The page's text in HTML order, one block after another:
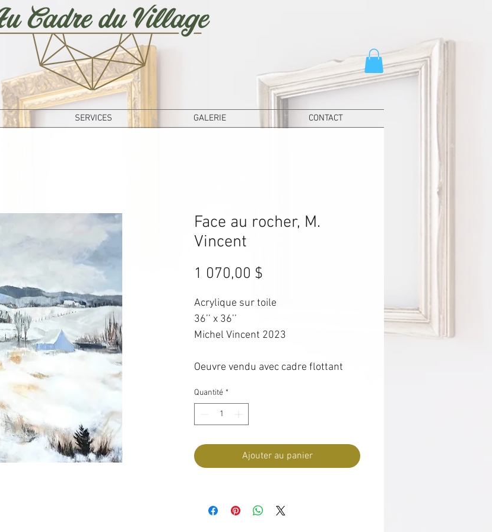
SERVICES GALERIE CONTACT
Face au rocher, M.
Vincent
1 070,00 $
Acrylique sur toile
36’’ x 36’’
Michel Vincent 2023
Oeuvre vendu avec cadre flottant
Quantité *
Ajouter au panier